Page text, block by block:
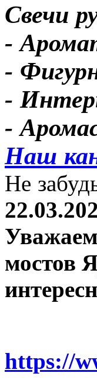
Свечи
-
-
-
-
Наш
Не
мостов
https://